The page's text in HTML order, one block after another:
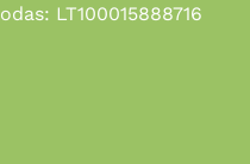
LT100015888716